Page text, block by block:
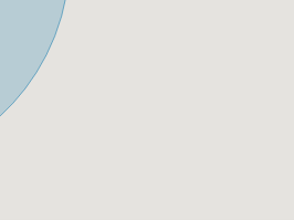
Angebot an Aktivitäten bieten,
die traditionsreiche
von Bad Wurzach macht es
Idylle und städtischem Komfort